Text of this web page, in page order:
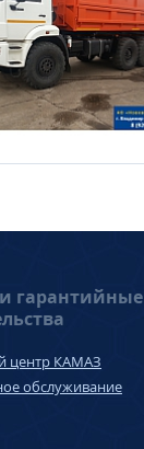
гарантийные
центр КАМАЗ
обслуживание